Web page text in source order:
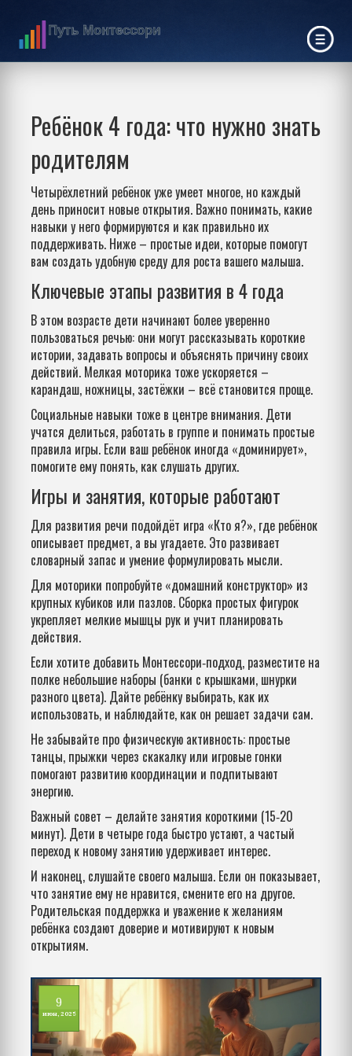
Ребёнок 4 года: что нужно знать
родителям
Четырёхлетний ребёнок уже умеет многое, но каждый
день приносит новые открытия. Важно понимать, какие
навыки у него формируются и как правильно их
поддерживать. Ниже – простые идеи, которые помогут
вам создать удобную среду для роста вашего малыша.
Ключевые этапы развития в 4 года
В этом возрасте дети начинают более уверенно
пользоваться речью: они могут рассказывать короткие
истории, задавать вопросы и объяснять причину своих
действий. Мелкая моторика тоже ускоряется –
карандаш, ножницы, застёжки – всё становится проще.
Социальные навыки тоже в центре внимания. Дети
учатся делиться, работать в группе и понимать простые
правила игры. Если ваш ребёнок иногда «доминирует»,
помогите ему понять, как слушать других.
Игры и занятия, которые работают
Для развития речи подойдёт игра «Кто я?», где ребёнок
описывает предмет, а вы угадаете. Это развивает
словарный запас и умение формулировать мысли.
Для моторики попробуйте «домашний конструктор» из
крупных кубиков или пазлов. Сборка простых фигурок
укрепляет мелкие мышцы рук и учит планировать
действия.
Если хотите добавить Монтессори‑подход, разместите на
полке небольшие наборы (банки с крышками, шнурки
разного цвета). Дайте ребёнку выбирать, как их
использовать, и наблюдайте, как он решает задачи сам.
Не забывайте про физическую активность: простые
танцы, прыжки через скакалку или игровые гонки
помогают развитию координации и подпитывают
энергию.
Важный совет – делайте занятия короткими (15‑20
минут). Дети в четыре года быстро устают, а частый
переход к новому занятию удерживает интерес.
И наконец, слушайте своего малыша. Если он показывает,
что занятие ему не нравится, смените его на другое.
Родительская поддержка и уважение к желаниям
ребёнка создают доверие и мотивируют к новым
открытиям.
9
июн, 2025